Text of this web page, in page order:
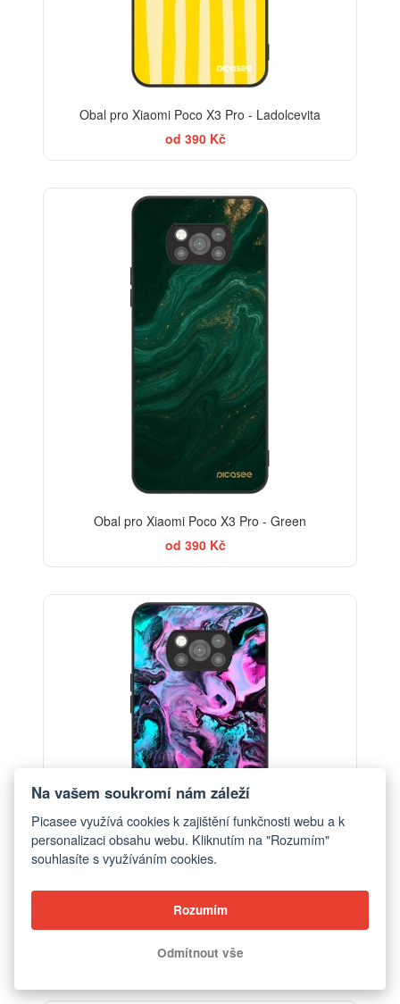
Obal pro Xiaomi Poco X3 Pro - Ladolcevita
od 390 Kč
Obal pro Xiaomi Poco X3 Pro - Green
od 390 Kč
Obal pro Xiaomi Poco X3 Pro - Lean
od 390 Kč
Na vašem soukromí nám záleží
Picasee využívá cookies k zajištění funkčnosti webu a k
personalizaci obsahu webu. Kliknutím na "Rozumím"
souhlasíte s využíváním cookies.
Rozumím
Odmítnout vše